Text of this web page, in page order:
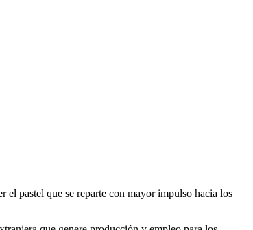
el pastel que se reparte con mayor impulso hacia los